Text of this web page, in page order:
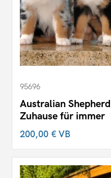
95696
Australian
Zuhause für immer
200,00 €VB